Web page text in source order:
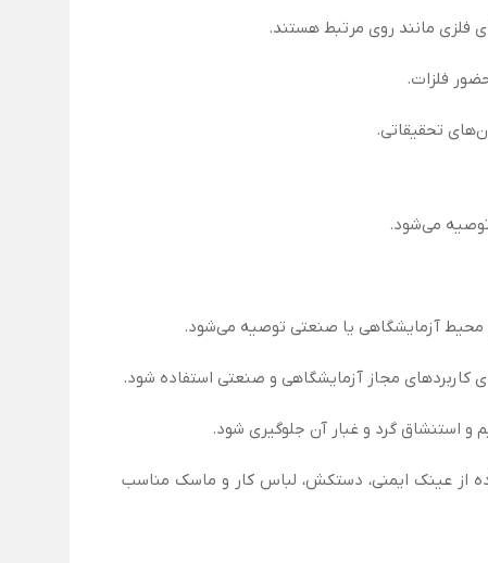
فلزی مانند روی مرتبط هستند.
فلزات.
تحقیقاتی.
می‌شود.
محیط آزمایشگاهی یا صنعتی توصیه می‌شود.
کاربردهای مجاز آزمایشگاهی و صنعتی استفاده شود.
و استنشاق گرد و غبار آن جلوگیری شود.
از عینک ایمنی، دستکش، لباس کار و ماسک مناسب